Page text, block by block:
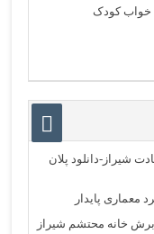
خواب کودک
شیراز-دانلود پلان
معماری پایدار
برش خانه محتشم شیراز